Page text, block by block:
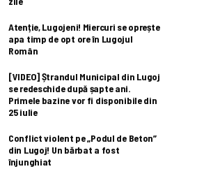
Atenție, Lugojeni! Miercuri se oprește
apa timp de opt ore în Lugojul
Român
[VIDEO] Ștrandul Municipal din Lugoj
se redeschide după șapte ani.
Primele bazine vor fi disponibile din
25 iulie
Conflict violent pe „Podul de Beton”
din Lugoj! Un bărbat a fost
înjunghiat